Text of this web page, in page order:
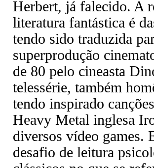
Herbert, já falecido. A
literatura fantástica é
tendo sido traduzida
superprodução
de 80 pelo cineasta
telessérie, também
tendo inspirado
Heavy Metal inglesa
diversos vídeo games.
desafio de leitura